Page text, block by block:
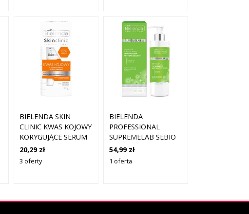
BIELENDA SKIN
CLINIC KWAS KOJOWY
KORYGUJĄCE SERUM
DO TWARZY
NICYNAMID 30ML
20,29 zł
3 oferty
BIELENDA
PROFESSIONAL
SUPREMELAB SEBIO
DERM GENTLE
CLEANSING GEL
54,99 zł
1 oferta